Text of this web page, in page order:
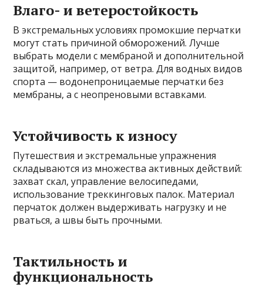
Влаго- и ветеростойкость
В экстремальных условиях промокшие перчатки
могут стать причиной обморожений. Лучше
выбрать модели с мембраной и дополнительной
защитой, например, от ветра. Для водных видов
спорта — водонепроницаемые перчатки без
мембраны, а с неопреновыми вставками.
Устойчивость к износу
Путешествия и экстремальные упражнения
складываются из множества активных действий:
захват скал, управление велосипедами,
использование треккинговых палок. Материал
перчаток должен выдерживать нагрузку и не
рваться, а швы быть прочными.
Тактильность и
функциональность